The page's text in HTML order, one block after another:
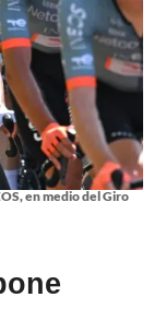
en medio del Giro